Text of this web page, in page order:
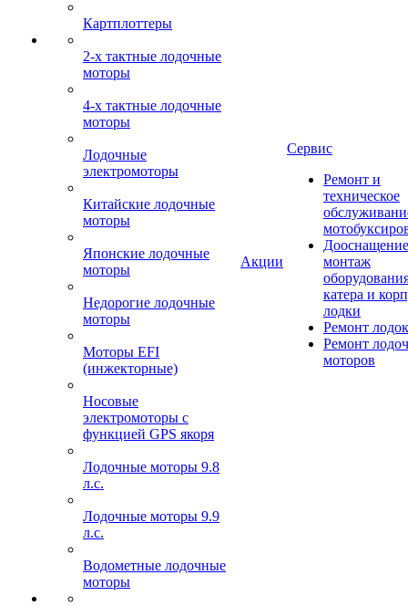
Картплоттеры
2-х тактные лодочные
моторы
4-х тактные лодочные
моторы
Лодочные
электромоторы
Китайские лодочные
моторы
Японские лодочные
моторы
Недорогие лодочные
моторы
Моторы EFI
(инжекторные)
Носовые
электромоторы с
функцией GPS якоря
Лодочные моторы 9.8
л.с.
Лодочные моторы 9.9
л.с.
Водометные лодочные
моторы
Акции
Сервис
Ремонт и
техническое
монтаж
катера и
лодки
Ремонт
Ремонт
моторов